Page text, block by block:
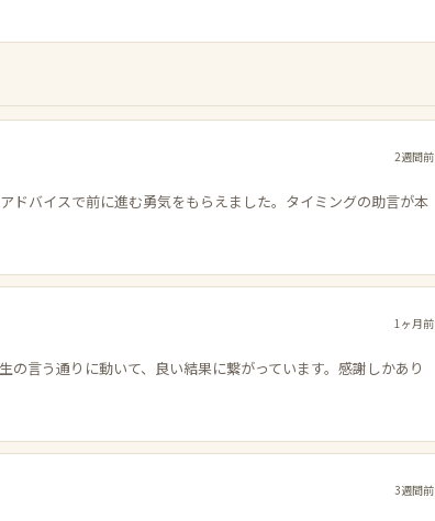
2週間前
ドバイスで前に進む勇気をもらえました。タイミングの助言が本
1ヶ月前
の言う通りに動いて、良い結果に繋がっています。感謝しかあり
3週間前